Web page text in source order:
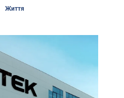
Життя